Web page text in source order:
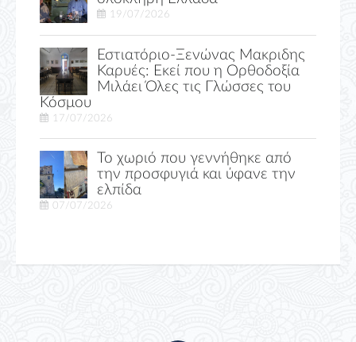
19/07/2026
Εστιατόριο-Ξενώνας Μακριδης
Καρυές: Εκεί που η Ορθοδοξία
Μιλάει Όλες τις Γλώσσες του
Κόσμου
17/07/2026
Το χωριό που γεννήθηκε από
την προσφυγιά και ύφανε την
ελπίδα
07/07/2026